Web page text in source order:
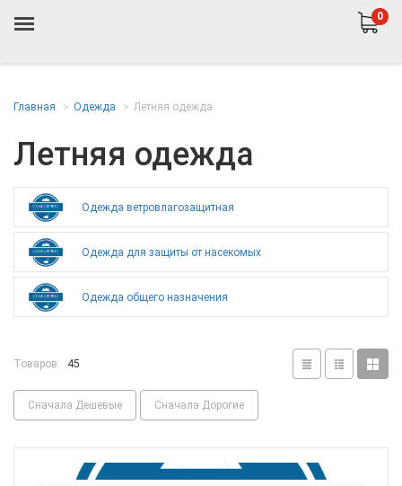
0
Главная Одежда Летняя одежда
Летняя одежда
Одежда ветровлагозащитная
Одежда для защиты от насекомых
Одежда общего назначения
Товаров: 45
Сначала Дешевые Сначала Дорогие